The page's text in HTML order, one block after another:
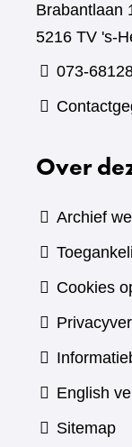
Brabantlaan
5216 TV 's-
073-
Over
Archief
Cookies
English
Sitemap